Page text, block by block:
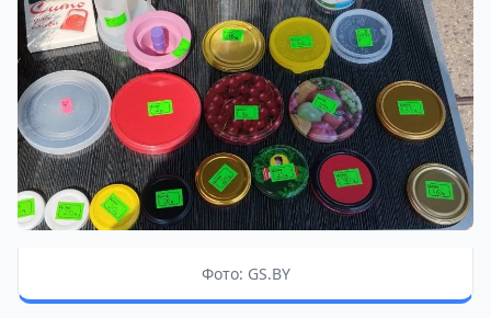
Фото: GS.BY